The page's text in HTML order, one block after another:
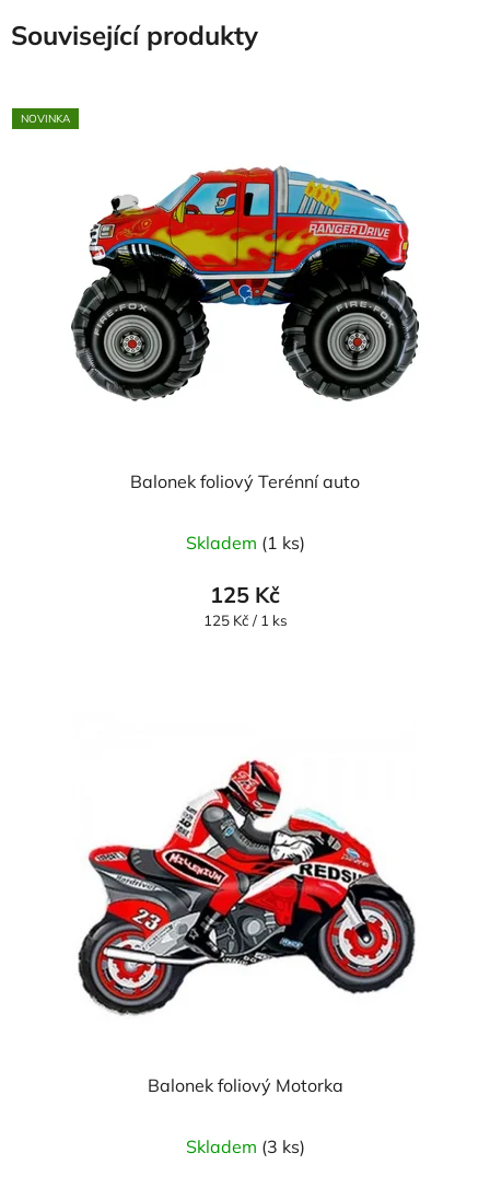
Související produkty
NOVINKA
Balonek foliový Terénní auto
Skladem (1 ks)
125 Kč
Měrná
125 Kč / 1 ks
Balonek foliový Motorka
hodnocení
Skladem (3 ks)